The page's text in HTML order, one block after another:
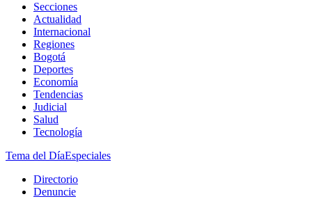
Secciones
Actualidad
Internacional
Regiones
Bogotá
Deportes
Economía
Tendencias
Judicial
Salud
Tecnología
Tema del DíaEspeciales
Directorio
Denuncie